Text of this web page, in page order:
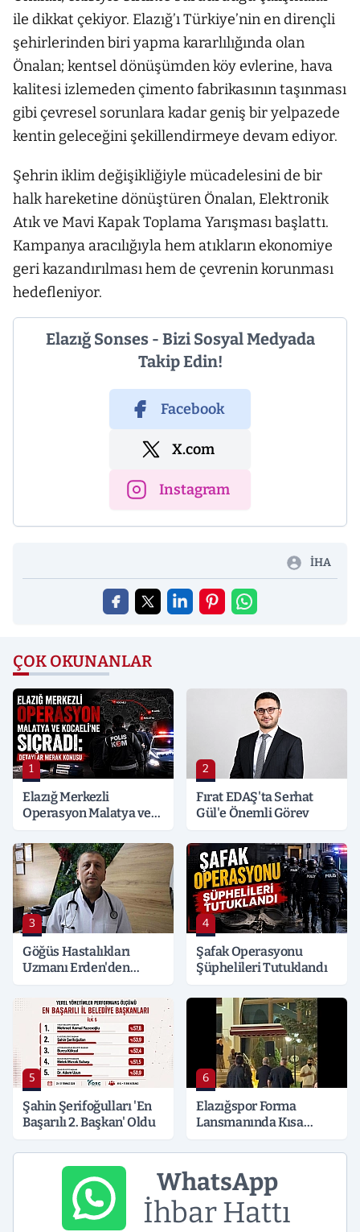
ile dikkat çekiyor. Elazığ’ı Türkiye’nin en dirençli
şehirlerinden biri yapma kararlılığında olan
Önalan; kentsel dönüşümden köy evlerine, hava
kalitesi izlemeden çimento fabrikasının taşınması
gibi çevresel sorunlara kadar geniş bir yelpazede
kentin geleceğini şekillendirmeye devam ediyor.
Şehrin iklim değişikliğiyle mücadelesini de bir
halk hareketine dönüştüren Önalan, Elektronik
Atık ve Mavi Kapak Toplama Yarışması başlattı.
Kampanya aracılığıyla hem atıkların ekonomiye
geri kazandırılması hem de çevrenin korunması
hedefleniyor.
Elazığ Sonses - Bizi Sosyal Medyada
Takip Edin!
Facebook
X.com
Instagram
İHA
ÇOK OKUNANLAR
1
Elazığ Merkezli
Operasyon Malatya ve
Detaylar Merak Konusu
2
Fırat EDAŞ'ta Serhat
Gül'e Önemli Görev
3
Göğüs Hastalıkları
Uzmanı Erden'den
4
Şafak Operasyonu
Şüphelileri Tutuklandı
5
Şahin Şerifoğulları 'En
Başarılı 2. Başkan' Oldu
6
Elazığspor Forma
Lansmanında Kısa
WhatsApp
İhbar Hattı